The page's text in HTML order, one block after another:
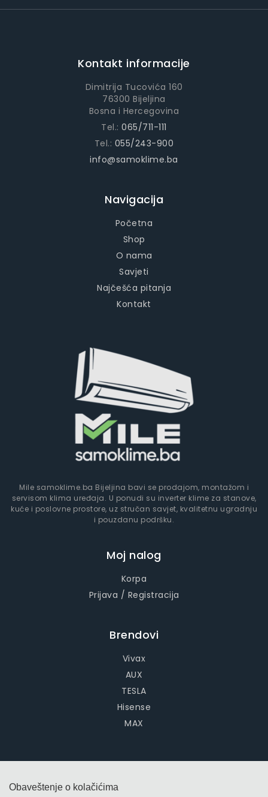
Kontakt informacije
Dimitrija Tucovića 160
76300 Bijeljina
Bosna i Hercegovina
Tel.:065/711-111
Tel.: 055/243-900
info@samoklime.ba
Navigacija
Početna
Shop
O nama
Savjeti
Najčešća pitanja
Kontakt
Mile samoklime.ba Bijeljina bavi se prodajom, montažom i
servisom klima uređaja. U ponudi su inverter klime za stanove,
kuće i poslovne prostore, uz stručan savjet, kvalitetnu ugradnju
i pouzdanu podršku.
Moj nalog
Korpa
Prijava / Registracija
Brendovi
Vivax
AUX
TESLA
Hisense
MAX
Obaveštenje o kolačićima